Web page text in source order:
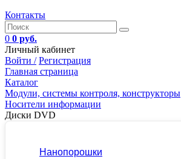
Контакты
0 0 руб.
Личный кабинет
Войти / Регистрация
Главная страница
Каталог
Модули, системы контроля, конструкторы
Носители информации
Диски DVD
Нанопорошки